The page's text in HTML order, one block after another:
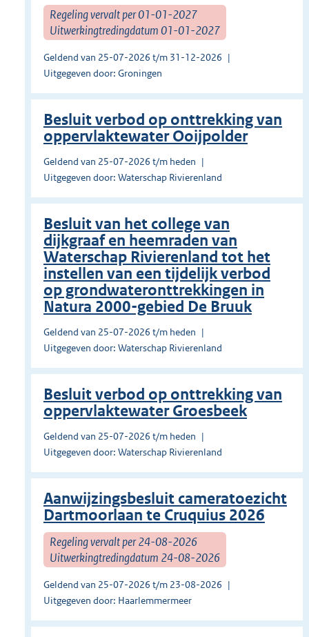
Regeling vervalt per 01-01-2027
Uitwerkingtredingdatum 01-01-2027
Geldend van 25-07-2026 t/m 31-12-2026
Uitgegeven door: Groningen
Besluit verbod op onttrekking van
oppervlaktewater Ooijpolder
Geldend van 25-07-2026 t/m heden
Uitgegeven door: Waterschap Rivierenland
Besluit van het college van
dijkgraaf en heemraden van
Waterschap Rivierenland tot het
instellen van een tijdelijk verbod
op grondwateronttrekkingen in
Natura 2000-gebied De Bruuk
Geldend van 25-07-2026 t/m heden
Uitgegeven door: Waterschap Rivierenland
Besluit verbod op onttrekking van
oppervlaktewater Groesbeek
Geldend van 25-07-2026 t/m heden
Uitgegeven door: Waterschap Rivierenland
Aanwijzingsbesluit cameratoezicht
Dartmoorlaan te Cruquius 2026
Regeling vervalt per 24-08-2026
Uitwerkingtredingdatum 24-08-2026
Geldend van 25-07-2026 t/m 23-08-2026
Uitgegeven door: Haarlemmermeer